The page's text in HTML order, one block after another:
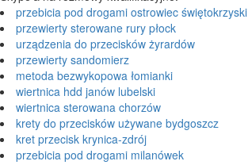
przebicia pod drogami ostrowiec świętokrzyski
przewierty sterowane rury płock
urządzenia do przecisków żyrardów
przewierty sandomierz
metoda bezwykopowa łomianki
wiertnica hdd janów lubelski
wiertnica sterowana chorzów
krety do przecisków używane bydgoszcz
kret przecisk krynica-zdrój
przebicia pod drogami milanówek